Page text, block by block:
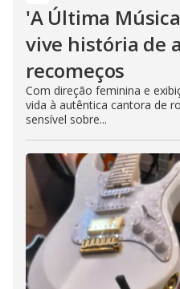
'A Última
vive história de
recomeços
Com direção feminina e
vida à autêntica cantora de
sensível sobre...